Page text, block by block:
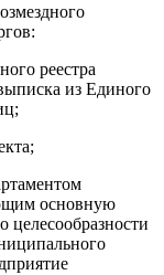
реестра
из Единого
основную
целесообразности